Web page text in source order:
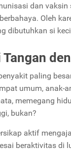
dan
Oleh
dibutuhkan si
paling
umum,
memegang
bukan?
aktif
beraktivitas di